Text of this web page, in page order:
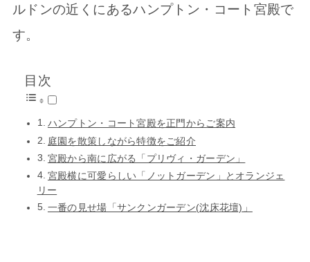
ルドンの近くにあるハンプトン・コート宮殿で
す。
目次
ハンプトン・コート宮殿を正門からご案内
庭園を散策しながら特徴をご紹介
宮殿から南に広がる「プリヴィ・ガーデン」
宮殿横に可愛らしい「ノットガーデン」とオランジェ
リー
一番の見せ場「サンクンガーデン(沈床花壇)」